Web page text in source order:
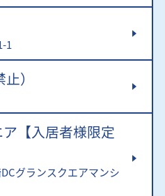
1
）
【入居者様限定
グランスクエアマンシ